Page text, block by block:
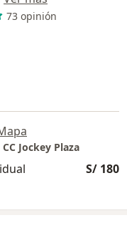
73 opinión
Jockey Plaza
S/ 180